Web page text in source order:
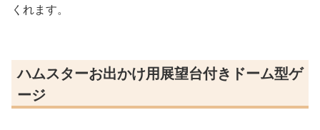
くれます。
ハムスターお出かけ用展望台付きドーム型ゲ
ージ